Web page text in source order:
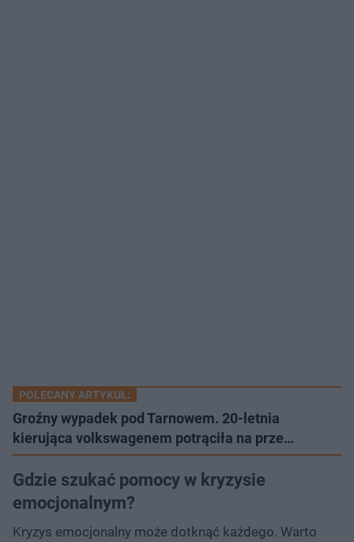
POLECANY ARTYKUŁ:
Groźny wypadek pod Tarnowem. 20-letnia
kierująca volkswagenem potrąciła na prze…
Gdzie szukać pomocy w kryzysie
emocjonalnym?
Kryzys emocjonalny może dotknąć każdego. Warto